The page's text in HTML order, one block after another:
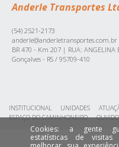
INSTITUCIONAL UNIDADES
ESPAÇO DO CAMINHONEIRO
Anderle Transportes
(54) 2521-2173
anderle@anderletransportes.com.br
BR 470 - Km 207 | RUA: ANGELINA
Gonçalves - RS / 95709-410
Cookies: a gente
estatísticas de visitas